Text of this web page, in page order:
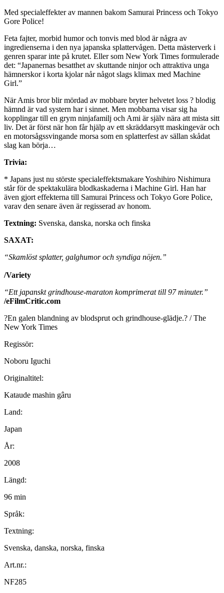
Med specialeffekter av mannen bakom Samurai Princess och Tokyo
Gore Police!
Feta fajter, morbid humor och tonvis med blod är några av
ingredienserna i den nya japanska splattervågen. Detta mästerverk i
genren sparar inte på krutet. Eller som New York Times formulerade
det: “Japanernas besatthet av skuttande ninjor och attraktiva unga
hämnerskor i korta kjolar når något slags klimax med Machine
Girl.”
När Amis bror blir mördad av mobbare bryter helvetet loss ? blodig
hämnd är vad systern har i sinnet. Men mobbarna visar sig ha
kopplingar till en grym ninjafamilj och Ami är själv nära att mista sitt
liv. Det är först när hon får hjälp av ett skräddarsytt maskingevär och
en motorsågssvingande morsa som en splatterfest av sällan skådat
slag kan börja…
Trivia:
* Japans just nu störste specialeffektsmakare Yoshihiro Nishimura
står för de spektakulära blodkaskaderna i Machine Girl. Han har
även gjort effekterna till Samurai Princess och Tokyo Gore Police,
varav den senare även är regisserad av honom.
Textning: Svenska, danska, norska och finska
SAXAT:
“Skamlöst splatter, galghumor och syndiga nöjen.”
/Variety
“Ett japanskt grindhouse-maraton komprimerat till 97 minuter.”
/eFilmCritic.com
?En galen blandning av blodsprut och grindhouse-glädje.? / The
New York Times
Regissör:
Noboru Iguchi
Originaltitel:
Kataude mashin gâru
Land:
Japan
År:
2008
Längd:
96 min
Språk:
Textning:
Svenska, danska, norska, finska
Art.nr.:
NF285